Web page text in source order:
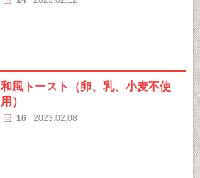
和風トースト（卵、乳、小麦不使
用）
16 2023.02.08